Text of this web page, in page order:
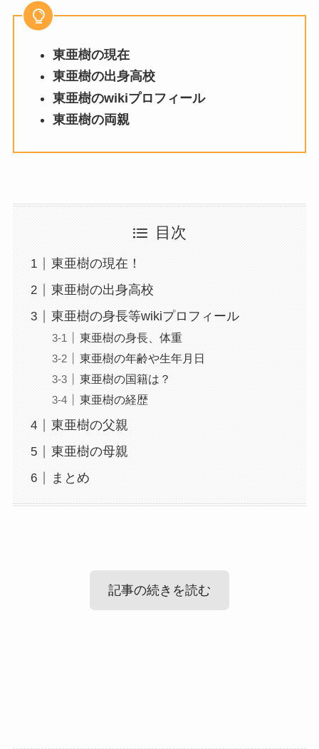
東亜樹の現在
東亜樹の出身高校
東亜樹のwikiプロフィール
東亜樹の両親
目次
東亜樹の現在！
東亜樹の出身高校
東亜樹の身長等wikiプロフィール
東亜樹の身長、体重
東亜樹の年齢や生年月日
東亜樹の国籍は？
東亜樹の経歴
東亜樹の父親
東亜樹の母親
まとめ
記事の続きを読む